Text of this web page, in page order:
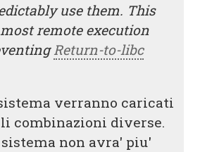
use them. This
remote execution
Return-to-libc
verranno caricati
combinazioni diverse.
non avra' piu'